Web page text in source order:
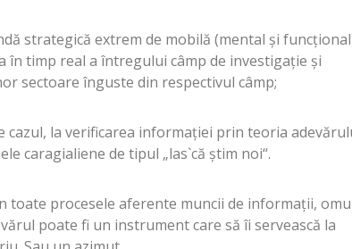
strategică extrem de mobilă (mental şi
în timp real a întregului câmp de investigaţie şi
sectoare înguste din respectivul câmp;
cazul, la verificarea informaţiei prin teoria
caragialiene de tipul „las`că ştim noi“.
toate procesele aferente muncii de informaţii,
poate fi un instrument care să îi servească la